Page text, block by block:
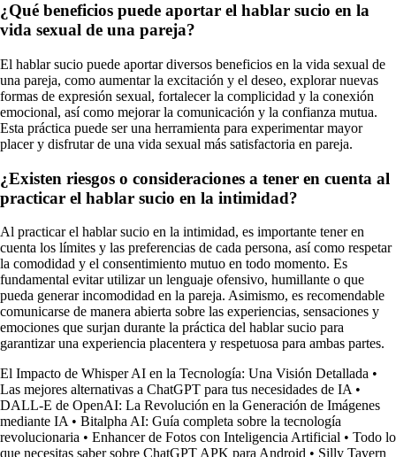
¿Qué beneficios puede aportar el hablar sucio en la
vida sexual de una pareja?
El hablar sucio puede aportar diversos beneficios en la vida sexual de
una pareja, como aumentar la excitación y el deseo, explorar nuevas
formas de expresión sexual, fortalecer la complicidad y la conexión
emocional, así como mejorar la comunicación y la confianza mutua.
Esta práctica puede ser una herramienta para experimentar mayor
placer y disfrutar de una vida sexual más satisfactoria en pareja.
¿Existen riesgos o consideraciones a tener en cuenta al
practicar el hablar sucio en la intimidad?
Al practicar el hablar sucio en la intimidad, es importante tener en
cuenta los límites y las preferencias de cada persona, así como respetar
la comodidad y el consentimiento mutuo en todo momento. Es
fundamental evitar utilizar un lenguaje ofensivo, humillante o que
pueda generar incomodidad en la pareja. Asimismo, es recomendable
comunicarse de manera abierta sobre las experiencias, sensaciones y
emociones que surjan durante la práctica del hablar sucio para
garantizar una experiencia placentera y respetuosa para ambas partes.
El Impacto de Whisper AI en la Tecnología: Una Visión Detallada •
Las mejores alternativas a ChatGPT para tus necesidades de IA •
DALL-E de OpenAI: La Revolución en la Generación de Imágenes
mediante IA • Bitalpha AI: Guía completa sobre la tecnología
revolucionaria • Enhancer de Fotos con Inteligencia Artificial • Todo lo
que necesitas saber sobre ChatGPT APK para Android • Silly Tavern